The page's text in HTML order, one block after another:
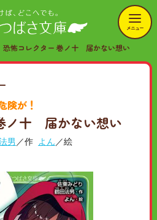
メニュー
恐怖コレクター 巻ノ十 届かない想い
険が！
ノ十 届かない想い
男 ／作 よん／絵